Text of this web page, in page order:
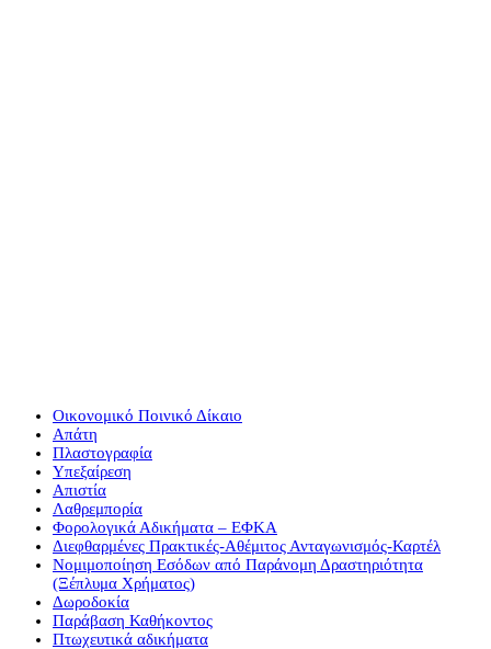
Οικονομικό Ποινικό Δίκαιο
Απάτη
Πλαστογραφία
Υπεξαίρεση
Απιστία
Λαθρεμπορία
Φορολογικά Αδικήματα – ΕΦΚΑ
Διεφθαρμένες Πρακτικές-Αθέμιτος Ανταγωνισμός-Καρτέλ
Νομιμοποίηση Εσόδων από Παράνομη Δραστηριότητα
(Ξέπλυμα Χρήματος)
Δωροδοκία
Παράβαση Καθήκοντος
Πτωχευτικά αδικήματα